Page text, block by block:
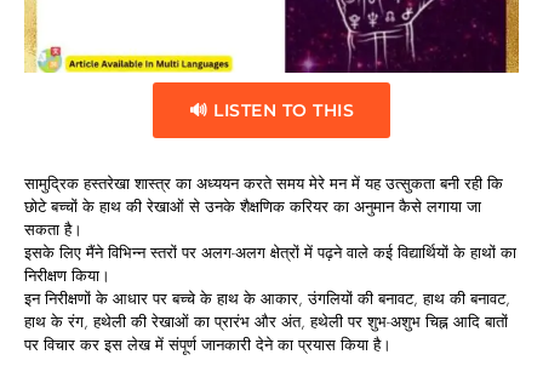
🔊 LISTEN TO THIS
सामुद्रिक हस्तरेखा शास्त्र का अध्ययन करते समय मेरे मन में यह उत्सुकता बनी रही कि
छोटे बच्चों के हाथ की रेखाओं से उनके शैक्षणिक करियर का अनुमान कैसे लगाया जा
सकता है।
इसके लिए मैंने विभिन्न स्तरों पर अलग-अलग क्षेत्रों में पढ़ने वाले कई विद्यार्थियों के हाथों का
निरीक्षण किया।
इन निरीक्षणों के आधार पर बच्चे के हाथ के आकार, उंगलियों की बनावट, हाथ की बनावट,
हाथ के रंग, हथेली की रेखाओं का प्रारंभ और अंत, हथेली पर शुभ-अशुभ चिह्न आदि बातों
पर विचार कर इस लेख में संपूर्ण जानकारी देने का प्रयास किया है।